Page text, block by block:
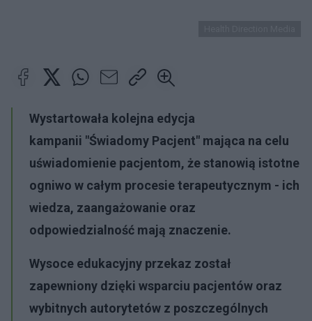
Wystartowała kolejna edycja
kampanii "Świadomy Pacjent" mająca na celu
uświadomienie pacjentom, że stanowią istotne
ogniwo w całym procesie terapeutycznym - ich
wiedza, zaangażowanie oraz
odpowiedzialność mają znaczenie.
Wysoce edukacyjny przekaz został
zapewniony dzięki wsparciu pacjentów oraz
wybitnych autorytetów z poszczególnych